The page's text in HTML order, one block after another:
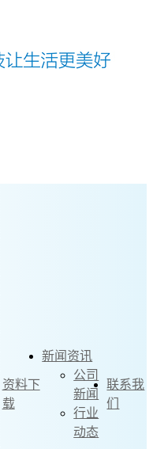
资料下
载
新闻资讯
公司
新闻
行业
动态
联系我
们